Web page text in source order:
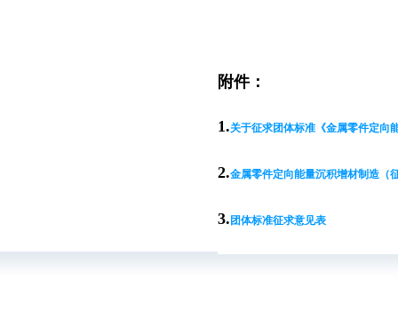
附件：
1.关于征求团体标准《金属零件定向
2.金属零件定向能量沉积增材制造（
3. 团体标准征求意见表